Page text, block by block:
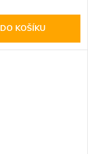
DO KOŠÍKU